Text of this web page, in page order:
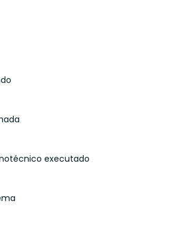
executado